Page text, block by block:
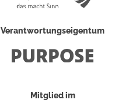
Verantwortungseigentum
Mitglied im